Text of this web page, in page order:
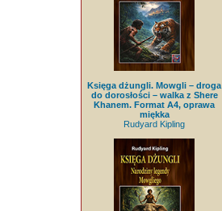
Księga dżungli. Mowgli – droga
do dorosłości – walka z Shere
Khanem. Format A4, oprawa
miękka
Rudyard Kipling